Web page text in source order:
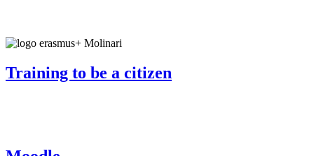
Training to be a citizen